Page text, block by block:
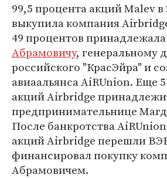
99,5 процента акций Malev в
выкупила компания
49 процентов принадлежала
Абрамовичу, генеральному
российского "КрасЭйра" и
авиаальянса AiRUnion. Еще
акций Airbridge
предпринимательнице
После банкротства
акций Airbridge перешли
финансировал покупку
Абрамовичем.